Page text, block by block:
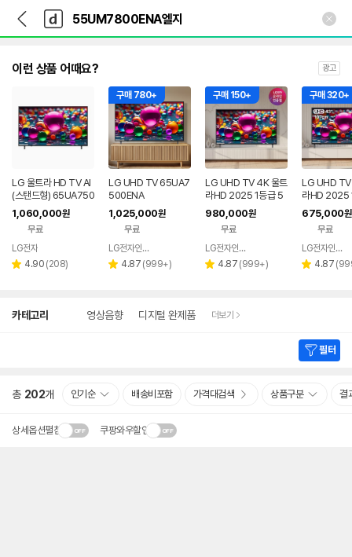
다
나
와
가
다
와
인
이런 상품 어때요? 광고
LG 울트라 HD TV AI
(스탠드형) 65UA750
0ENA
1,060,000원
무료
LG전자
별 4.90 리
(208)
구매 780+
LG UHD TV 65UA7
500ENA
1,025,000원
무료
페이
LG전자인증점 신영플러스
별 4.87 리
(999+)
구매 150+
LG UHD TV 4K 울트
라HD 2025 1등급 5
5UA7500ENA (138
cm), 스탠드
980,000원
무료
페이
LG전자인증점 신영플러스
별 4.87 리
(999+)
구매 320+
LG UHD
라HD 2025
cm), 스탠드
675,000원
무료
LG전자인증점 신영플러스
별 4.87 리
(
카테고리 영상음향 디지털 완제품 더보기
필터
총 202개 인기순 배송비포함 가격대검색 상품구분 결
상세옵션펼침 쿠팡와우할인